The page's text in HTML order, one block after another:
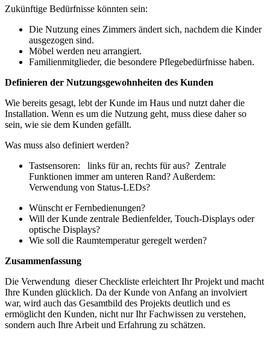
Zukünftige Bedürfnisse könnten sein:
Die Nutzung eines Zimmers ändert sich, nachdem die Kinder
ausgezogen sind.
Möbel werden neu arrangiert.
Familienmitglieder, die besondere Pflegebedürfnisse haben.
Definieren der Nutzungsgewohnheiten des Kunden
Wie bereits gesagt, lebt der Kunde im Haus und nutzt daher die
Installation. Wenn es um die Nutzung geht, muss diese daher so
sein, wie sie dem Kunden gefällt.
Was muss also definiert werden?
Tastsensoren: links für an, rechts für aus? Zentrale
Funktionen immer am unteren Rand? Außerdem:
Verwendung von Status-LEDs?
Wünscht er Fernbedienungen?
Will der Kunde zentrale Bedienfelder, Touch-Displays oder
optische Displays?
Wie soll die Raumtemperatur geregelt werden?
Zusammenfassung
Die Verwendung dieser Checkliste erleichtert Ihr Projekt und macht
Ihre Kunden glücklich. Da der Kunde von Anfang an involviert
war, wird auch das Gesamtbild des Projekts deutlich und es
ermöglicht den Kunden, nicht nur Ihr Fachwissen zu verstehen,
sondern auch Ihre Arbeit und Erfahrung zu schätzen.